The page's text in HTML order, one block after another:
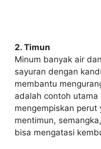
2. Timun
Minum banyak air
sayuran dengan
membantu
adalah contoh
mengempiskan perut
mentimun,
bisa mengatasi